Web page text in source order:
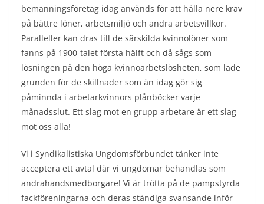
bemanningsföretag idag används för att hålla nere krav
på bättre löner, arbetsmiljö och andra arbetsvillkor.
Paralleller kan dras till de särskilda kvinnolöner som
fanns på 1900-talet första hälft och då sågs som
lösningen på den höga kvinnoarbetslösheten, som lade
grunden för de skillnader som än idag gör sig
påminnda i arbetarkvinnors plånböcker varje
månadsslut. Ett slag mot en grupp arbetare är ett slag
mot oss alla!
Vi i Syndikalistiska Ungdomsförbundet tänker inte
acceptera ett avtal där vi ungdomar behandlas som
andrahandsmedborgare! Vi är trötta på de pampstyrda
fackföreningarna och deras ständiga svansande inför